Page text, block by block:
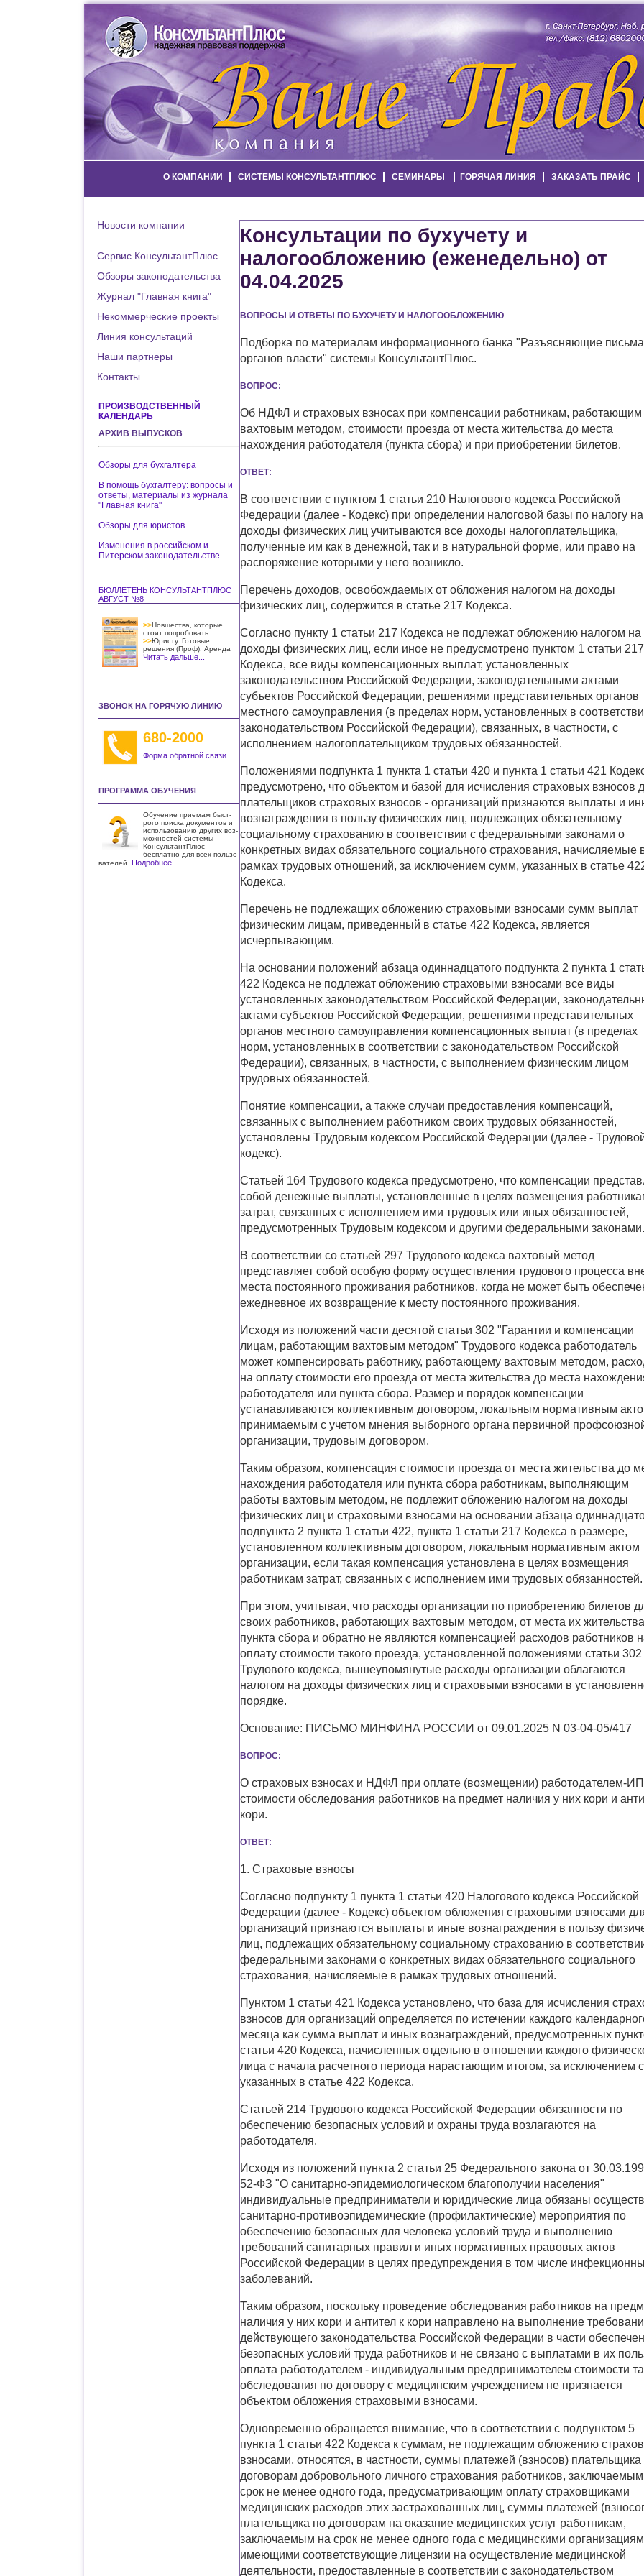
О КОМПАНИИ СИСТЕМЫ КОНСУЛЬТАНТПЛЮС СЕМИНАРЫ ГОРЯЧАЯ ЛИНИЯ ЗАКАЗАТЬ ПРАЙС
Новости компании
Сервис КонсультантПлюс
Обзоры законодательства
Журнал "Главная книга"
Некоммерческие проекты
Линия консультаций
Наши партнеры
Контакты
ПРОИЗВОДСТВЕННЫЙ
КАЛЕНДАРЬ
АРХИВ ВЫПУСКОВ
Обзоры для бухгалтера
В помощь бухгалтеру: вопросы и
ответы, материалы из журнала
"Главная книга"
Обзоры для юристов
Изменения в российском и
Питерском законодательстве
БЮЛЛЕТЕНЬ КОНСУЛЬТАНТПЛЮС
АВГУСТ №8
>>Новшества, которые
стоит попробовать
>>Юристу. Готовые
решения (Проф). Аренда
Читать дальше...
ЗВОНОК НА ГОРЯЧУЮ ЛИНИЮ
680-2000
Форма обратной связи
ПРОГРАММА ОБУЧЕНИЯ
Обучение приемам быст­
рого поиска документов и
использо­ванию других воз­
можностей системы
КонсультантПлюс -
бесплатно для всех пользо­
вателей. Подробнее...
Консультации по бухучету и
налогообложению (еженедельно) от
04.04.2025
ВОПРОСЫ И ОТВЕТЫ ПО БУХУЧЁТУ И НАЛОГООБЛОЖЕНИЮ
Подборка по материалам информационного банка "Разъясняющие письма
органов власти" системы КонсультантПлюс.
ВОПРОС:
Об НДФЛ и страховых взносах при компенсации работникам, работающим
вахтовым методом, стоимости проезда от места жительства до места
нахождения работодателя (пункта сбора) и при приобретении билетов.
ОТВЕТ:
В соответствии с пунктом 1 статьи 210 Налогового кодекса Российской
Федерации (далее - Кодекс) при определении налоговой базы по налогу на
доходы физических лиц учитываются все доходы налогоплательщика,
полученные им как в денежной, так и в натуральной форме, или право на
распоряжение которыми у него возникло.
Перечень доходов, освобождаемых от обложения налогом на доходы
физических лиц, содержится в статье 217 Кодекса.
Согласно пункту 1 статьи 217 Кодекса не подлежат обложению налогом на
доходы физических лиц, если иное не предусмотрено пунктом 1 статьи 217
Кодекса, все виды компенсационных выплат, установленных
законодательством Российской Федерации, законодательными актами
субъектов Российской Федерации, решениями представительных органов
местного самоуправления (в пределах норм, установленных в
законодательством Российской Федерации), связанных, в частности, с
исполнением налогоплательщиком трудовых обязанностей.
Положениями подпункта 1 пункта 1 статьи 420 и пункта 1 статьи 421
предусмотрено, что объектом и базой для исчисления страховых взносов
плательщиков страховых взносов - организаций признаются выплаты и
вознаграждения в пользу физических лиц, подлежащих обязательному
социальному страхованию в соответствии с федеральными законами о
конкретных видах обязательного социального страхования, начисляемые
рамках трудовых отношений, за исключением сумм, указанных в статье
Кодекса.
Перечень не подлежащих обложению страховыми взносами сумм выплат
физическим лицам, приведенный в статье 422 Кодекса, является
исчерпывающим.
На основании положений абзаца одиннадцатого подпункта 2 пункта 1
422 Кодекса не подлежат обложению страховыми взносами все виды
установленных законодательством Российской Федерации,
актами субъектов Российской Федерации, решениями представительных
органов местного самоуправления компенсационных выплат (в пределах
норм, установленных в соответствии с законодательством Российской
Федерации), связанных, в частности, с выполнением физическим лицом
трудовых обязанностей.
Понятие компенсации, а также случаи предоставления компенсаций,
связанных с выполнением работником своих трудовых обязанностей,
установлены Трудовым кодексом Российской Федерации (далее -
кодекс).
Статьей 164 Трудового кодекса предусмотрено, что компенсации
собой денежные выплаты, установленные в целях возмещения
затрат, связанных с исполнением ими трудовых или иных обязанностей,
предусмотренных Трудовым кодексом и другими федеральными законами.
В соответствии со статьей 297 Трудового кодекса вахтовый метод
представляет собой особую форму осуществления трудового процесса
места постоянного проживания работников, когда не может быть
ежедневное их возвращение к месту постоянного проживания.
Исходя из положений части десятой статьи 302 "Гарантии и компенсации
лицам, работающим вахтовым методом" Трудового кодекса работодатель
может компенсировать работнику, работающему вахтовым методом,
на оплату стоимости его проезда от места жительства до места
работодателя или пункта сбора. Размер и порядок компенсации
устанавливаются коллективным договором, локальным нормативным
принимаемым с учетом мнения выборного органа первичной
организации, трудовым договором.
Таким образом, компенсация стоимости проезда от места жительства до
нахождения работодателя или пункта сбора работникам, выполняющим
работы вахтовым методом, не подлежит обложению налогом на доходы
физических лиц и страховыми взносами на основании абзаца
подпункта 2 пункта 1 статьи 422, пункта 1 статьи 217 Кодекса в размере,
установленном коллективным договором, локальным нормативным актом
организации, если такая компенсация установлена в целях возмещения
работникам затрат, связанных с исполнением ими трудовых обязанностей.
При этом, учитывая, что расходы организации по приобретению билетов
своих работников, работающих вахтовым методом, от места их
пункта сбора и обратно не являются компенсацией расходов работников
оплату стоимости такого проезда, установленной положениями статьи 302
Трудового кодекса, вышеупомянутые расходы организации облагаются
налогом на доходы физических лиц и страховыми взносами в
порядке.
Основание: ПИСЬМО МИНФИНА РОССИИ от 09.01.2025 N 03-04-05/417
ВОПРОС:
О страховых взносах и НДФЛ при оплате (возмещении) работодателем-ИП
стоимости обследования работников на предмет наличия у них кори и
кори.
ОТВЕТ:
1. Страховые взносы
Согласно подпункту 1 пункта 1 статьи 420 Налогового кодекса Российской
Федерации (далее - Кодекс) объектом обложения страховыми взносами
организаций признаются выплаты и иные вознаграждения в пользу
лиц, подлежащих обязательному социальному страхованию в
федеральными законами о конкретных видах обязательного социального
страхования, начисляемые в рамках трудовых отношений.
Пунктом 1 статьи 421 Кодекса установлено, что база для исчисления
взносов для организаций определяется по истечении каждого
месяца как сумма выплат и иных вознаграждений, предусмотренных
статьи 420 Кодекса, начисленных отдельно в отношении каждого
лица с начала расчетного периода нарастающим итогом, за исключением
указанных в статье 422 Кодекса.
Статьей 214 Трудового кодекса Российской Федерации обязанности по
обеспечению безопасных условий и охраны труда возлагаются на
работодателя.
Исходя из положений пункта 2 статьи 25 Федерального закона от
52-ФЗ "О санитарно-эпидемиологическом благополучии населения"
индивидуальные предприниматели и юридические лица обязаны
санитарно-противоэпидемические (профилактические) мероприятия по
обеспечению безопасных для человека условий труда и выполнению
требований санитарных правил и иных нормативных правовых актов
Российской Федерации в целях предупреждения в том числе
заболеваний.
Таким образом, поскольку проведение обследования работников на
наличия у них кори и антител к кори направлено на выполнение
действующего законодательства Российской Федерации в части
безопасных условий труда работников и не связано с выплатами в их
оплата работодателем - индивидуальным предпринимателем стоимости
обследования по договору с медицинским учреждением не признается
объектом обложения страховыми взносами.
Одновременно обращается внимание, что в соответствии с подпунктом 5
пункта 1 статьи 422 Кодекса к суммам, не подлежащим обложению
взносами, относятся, в частности, суммы платежей (взносов) плательщика
договорам добровольного личного страхования работников,
срок не менее одного года, предусматривающим оплату страховщиками
медицинских расходов этих застрахованных лиц, суммы платежей
плательщика по договорам на оказание медицинских услуг работникам,
заключаемым на срок не менее одного года с медицинскими
имеющими соответствующие лицензии на осуществление медицинской
деятельности, предоставленные в соответствии с законодательством